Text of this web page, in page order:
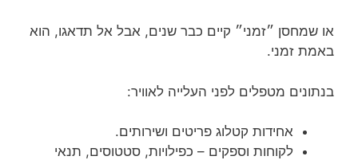
או שמחסן ״זמני״ קיים כבר שנים, אבל אל תדאגו, הוא
באמת זמני.
בנתונים מטפלים לפני העלייה לאוויר:
אחידות קטלוג פריטים ושירותים.
לקוחות וספקים – כפילויות, סטטוסים, תנאי